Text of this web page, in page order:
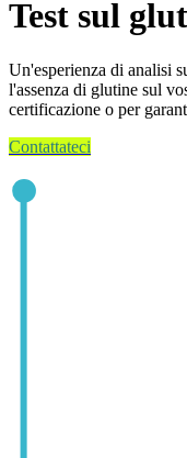
Test sul
Un'esperienza di analisi
l'assenza di glutine sul
certificazione o per
Contattateci